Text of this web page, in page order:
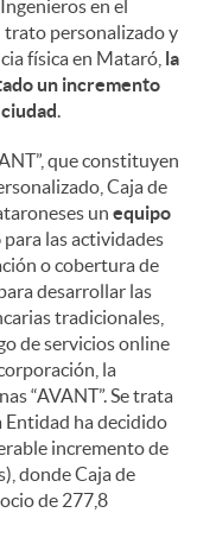
en el
personalizado y
física en Mataró, la
un incremento
que constituyen
Caja de
un equipo
para las actividades
o cobertura de
desarrollar las
tradicionales,
de servicios online
la
“AVANT”. Se trata
Entidad ha decidido
incremento de
donde Caja de
de 277,8